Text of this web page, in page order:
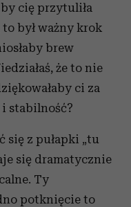
by cię przytuliła
był ważny krok
brew
że to nie
ci za
i stabilność?
się z pułapki „tu
się dramatycznie
Ty
potknięcie to